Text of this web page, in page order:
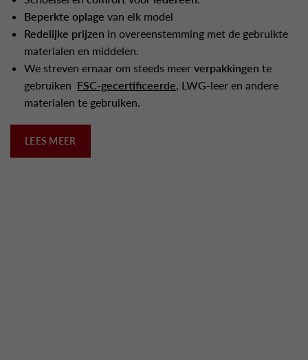
Beperkte oplage van elk model
Redelijke prijzen in overeenstemming met de gebruikte
materialen en middelen.
We streven ernaar om steeds meer verpakkingen te
gebruiken FSC-gecertificeerde , LWG-leer en andere
materialen te gebruiken.
LEES MEER